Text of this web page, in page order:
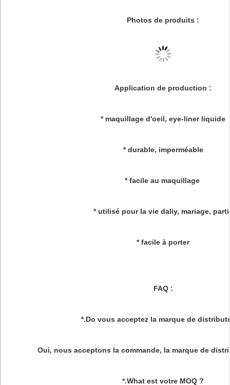
Photos de produits :
Application de production :
* maquillage d'oeil, eye-liner liquide
* durable, imperméable
* facile au maquillage
* utilisé pour la vie daliy, mariage,
* facile à porter
FAQ :
*.Do vous acceptez la marque de
Oui, nous acceptons la commande, la marque de
*.What est votre MOQ ?